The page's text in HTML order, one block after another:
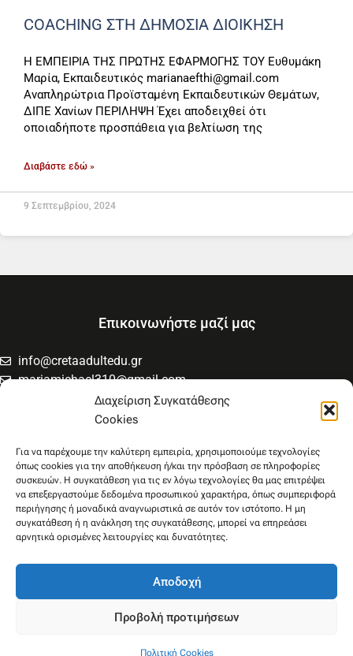
Διαχείριση Συγκατάθεσης
Cookies
Για να παρέχουμε την καλύτερη εμπειρία, χρησιμοποιούμε τεχνολογίες
όπως cookies για την αποθήκευση ή/και την πρόσβαση σε πληροφορίες
συσκευών. Η συγκατάθεση για τις εν λόγω τεχνολογίες θα μας επιτρέψει
να επεξεργαστούμε δεδομένα προσωπικού χαρακτήρα, όπως συμπεριφορά
περιήγησης ή μοναδικά αναγνωριστικά σε αυτόν τον ιστότοπο. Η μη
συγκατάθεση ή η ανάκληση της συγκατάθεσης, μπορεί να επηρεάσει
αρνητικά ορισμένες λειτουργίες και δυνατότητες.
Αποδοχή
Προβολή προτιμήσεων
Πολιτική Cookies
COACHING ΣΤΗ ΔΗΜΟΣΙΑ ΔΙΟΙΚΗΣΗ
Η ΕΜΠΕΙΡΙΑ ΤΗΣ ΠΡΩΤΗΣ ΕΦΑΡΜΟΓΗΣ ΤΟΥ Ευθυμάκη
Μαρία, Εκπαιδευτικός marianaefthi@gmail.com
Αναπληρώτρια Προϊσταμένη Εκπαιδευτικών Θεμάτων,
ΔΙΠΕ Χανίων ΠΕΡΙΛΗΨΗ Έχει αποδειχθεί ότι
οποιαδήποτε προσπάθεια για βελτίωση της
Διαβάστε εδώ »
9 Σεπτεμβρίου, 2024
Επικοινωνήστε μαζί μας
info@cretaadultedu.gr
mariamichael310@gmail.com